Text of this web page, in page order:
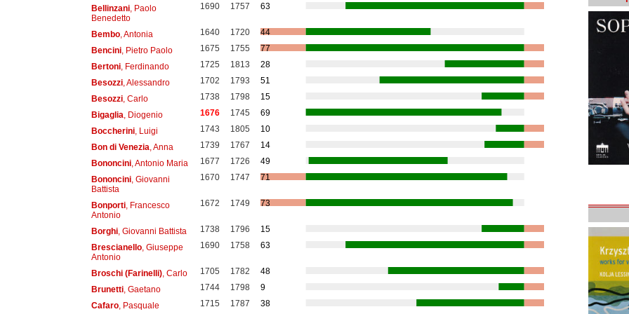
Bellinzani, Paolo
Benedetto
1690 1757 63
Bembo, Antonia 1640 1720
44
Bencini, Pietro Paolo 1675 1755
77
Bertoni, Ferdinando 1725 1813
28
Besozzi, Alessandro 1702 1793
51
Besozzi, Carlo 1738 1798
15
Bigaglia , Diogenio 1676 1745
69
Boccherini, Luigi 1743 1805
10
Bon di Venezia , Anna 1739 1767
14
Bononcini, Antonio Maria 1677 1726
49
Bononcini, Giovanni
Battista
1670 1747 71
Bonporti, Francesco
Antonio
1672 1749 73
Borghi, Giovanni Battista 1738 1796
15
Brescianello, Giuseppe
Antonio
1690 1758 63
Broschi (Farinelli), Carlo 1705 1782
48
Brunetti, Gaetano 1744 1798
9
Cafaro, Pasquale 1715 1787 38